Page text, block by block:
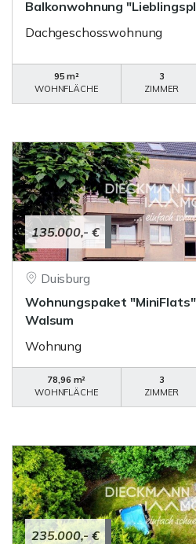
Balkonwohnung
Dachgeschosswohnung
95 m²
WOHNFLÄCHE
3
ZIMMER
135.000,- €
Duisburg
Wohnungspaket
Walsum
Wohnung
78,96 m²
WOHNFLÄCHE
3
ZIMMER
235.000,- €